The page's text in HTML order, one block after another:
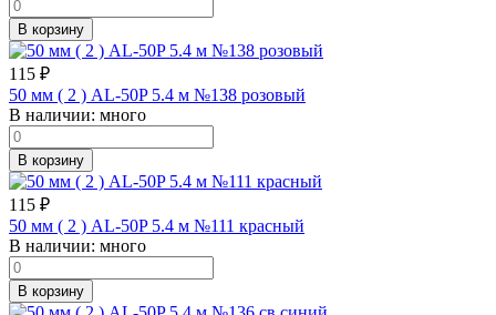
В корзину
115 ₽
50 мм ( 2 ) AL-50P 5.4 м №138 розовый
В наличии: много
В корзину
115 ₽
50 мм ( 2 ) AL-50P 5.4 м №111 красный
В наличии: много
В корзину